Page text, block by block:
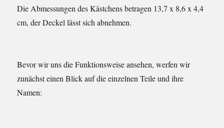
Die Abmessungen des Kästchens betragen 13,7 x 8,6 x 4,4
cm, der Deckel lässt sich abnehmen.
Bevor wir uns die Funktionsweise ansehen, werfen wir
zunächst einen Blick auf die einzelnen Teile und ihre
Namen: